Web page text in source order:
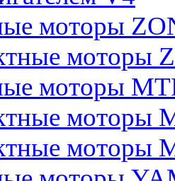
моторы
моторы
моторы
моторы
моторы